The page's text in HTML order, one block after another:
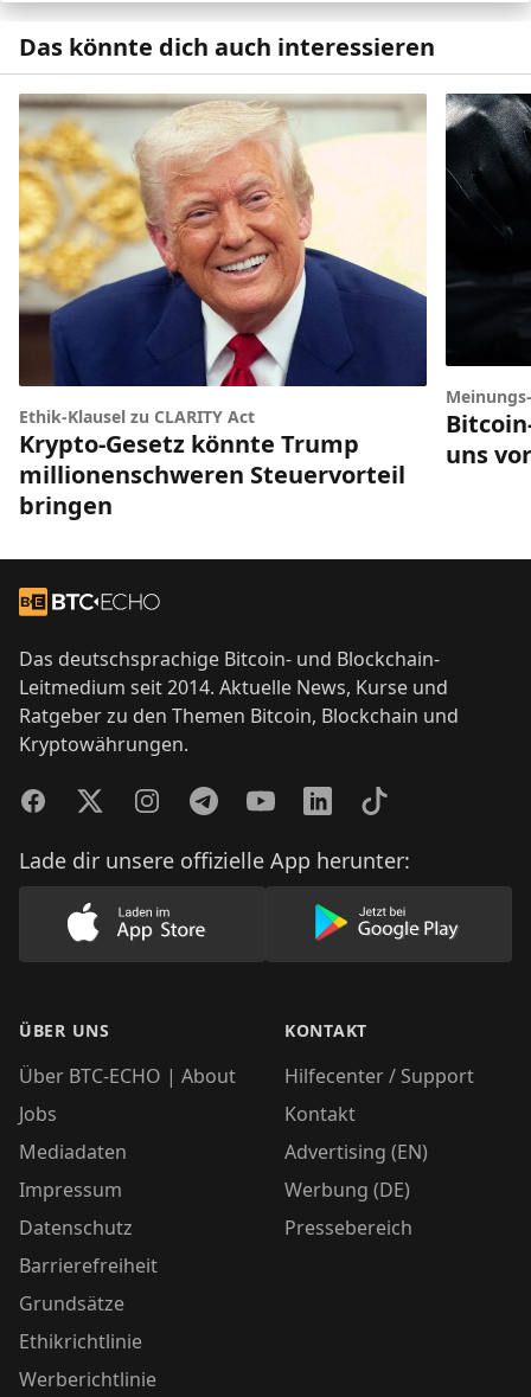
Das könnte dich auch interessieren
Ethik-Klausel zu CLARITY Act
Krypto-Gesetz könnte Trump
millionenschweren Steuervorteil
bringen
uns
Zur Startseite
Das deutschsprachige Bitcoin- und Blockchain-
Leitmedium seit 2014. Aktuelle News, Kurse und
Ratgeber zu den Themen Bitcoin, Blockchain und
Kryptowährungen.
FacebookTwitterInstagramTelegramYouTubeLinkedInTikTok
Lade dir unsere offizielle App herunter:
Lade unsere App im AppStore herunter
Lade unsere
ÜBER UNS
Über BTC-ECHO | About
Jobs
Mediadaten
Impressum
Datenschutz
Barrierefreiheit
Grundsätze
Ethikrichtlinie
Werberichtlinie
KONTAKT
Hilfecenter / Support
Kontakt
Advertising (EN)
Werbung (DE)
Pressebereich